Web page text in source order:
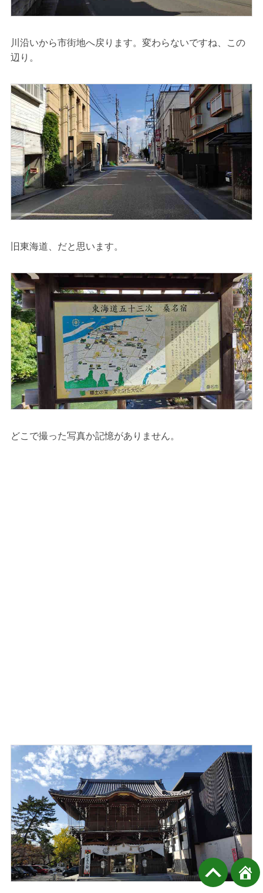
川沿いから市街地へ戻ります。変わらないですね、この
辺り。
旧東海道、だと思います。
どこで撮った写真か記憶がありません。